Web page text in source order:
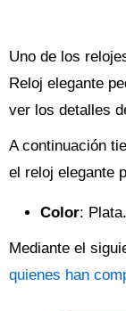
Uno de los
Reloj elegante
ver los detalles
A continuación
el reloj elegante
Color: Plata.
Mediante el
quienes han